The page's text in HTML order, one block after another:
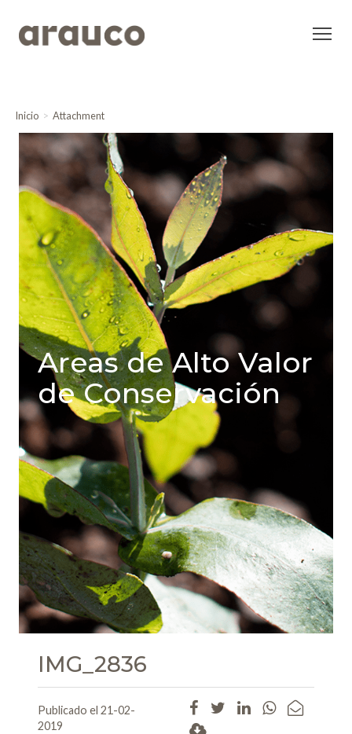
Inicio Attachment
Areas de Alto Valor
de Conservación
IMG_2836
Publicado el 21-02-
2019